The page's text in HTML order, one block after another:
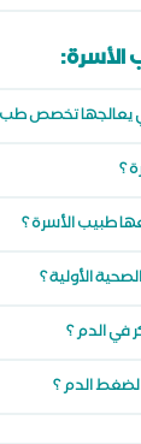
يعالجها تخصص
؟
طبيب الأسرة ؟
الأولية ؟
في الدم ؟
الدم ؟